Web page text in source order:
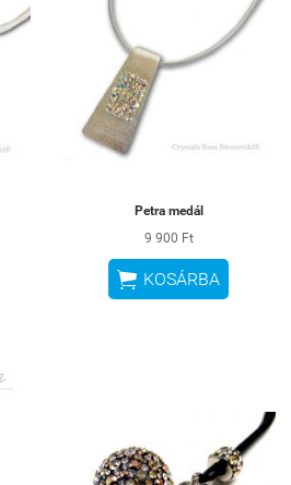
Petra medál
9 900 Ft
 KOSÁRBA